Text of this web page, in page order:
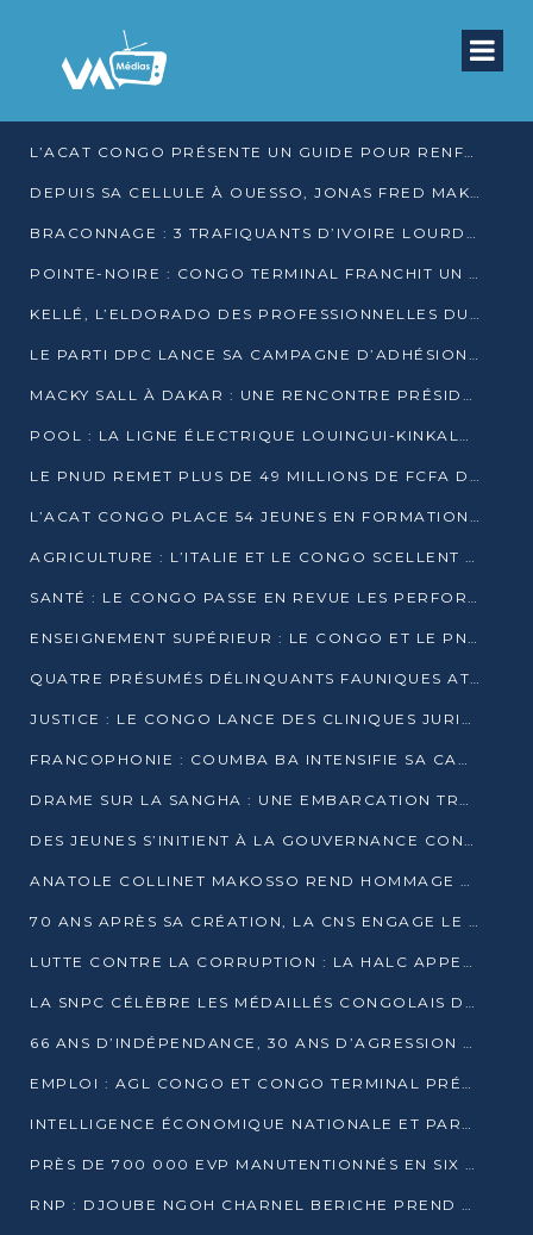
L’ACAT CONGO PRÉSENTE UN GUIDE POUR RENFORCER LES GARANTIES JUDICIAIRES EN GARDE À VUE
DEPUIS SA CELLULE À OUESSO, JONAS FRED MAKITA DÉNONCE CE QU’IL QUALIFIE DE DÉNI DE JUSTICE
BRACONNAGE : 3 TRAFIQUANTS D’IVOIRE LOURDEMENT CONDAMNÉS À DJAMBALA
POINTE-NOIRE : CONGO TERMINAL FRANCHIT UN CAP HISTORIQUE AVEC 99 MOUVEMENTS/HEURE
KELLÉ, L’ELDORADO DES PROFESSIONNELLES DU SEXE
LE PARTI DPC LANCE SA CAMPAGNE D’ADHÉSIONS ET VEUT STRUCTURER SA PRÉSENCE DANS LES 15 DÉPARTEMENTS
MACKY SALL À DAKAR : UNE RENCONTRE PRÉSIDENTIELLE QUI DIVISE L’OPINION SÉNÉGALAISE
POOL : LA LIGNE ÉLECTRIQUE LOUINGUI-KINKALA-BOKO MISE EN SERVICE
LE PNUD REMET PLUS DE 49 MILLIONS DE FCFA D’ÉQUIPEMENTS POUR ACCÉLÉRER LA NUMÉRISATION DU SYSTÈME DE SANTÉ
L’ACAT CONGO PLACE 54 JEUNES EN FORMATION PROFESSIONNELLE
AGRICULTURE : L’ITALIE ET LE CONGO SCELLENT UN PARTENARIAT POUR UNE PRODUCTION LOCALE DURABLE
SANTÉ : LE CONGO PASSE EN REVUE LES PERFORMANCES DE SES HÔPITAUX À MI-PARCOURS
ENSEIGNEMENT SUPÉRIEUR : LE CONGO ET LE PNUD VEULENT RAPPROCHER LA FORMATION UNIVERSITAIRE DES BESOINS DU MARCHÉ DE L’EMPLOI
QUATRE PRÉSUMÉS DÉLINQUANTS FAUNIQUES ATTENDUS DEVANT LA JUSTICE POUR TRAFIC D’IVOIRE
JUSTICE : LE CONGO LANCE DES CLINIQUES JURIDIQUES POUR RAPPROCHER LE DROIT DES CITOYENS
FRANCOPHONIE : COUMBA BA INTENSIFIE SA CAMPAGNE POUR LA SUCCESSION À LA TÊTE DE L’OIF
DRAME SUR LA SANGHA : UNE EMBARCATION TRANSPORTANT DES FIDÈLES DE « NZAMBÉ YA L’HUILE » FAIT NAUFRAGE À OUESSO
DES JEUNES S’INITIENT À LA GOUVERNANCE CONTINENTALE À BRAZZAVILLE
ANATOLE COLLINET MAKOSSO REND HOMMAGE À JEAN-PAUL PIGASSE
70 ANS APRÈS SA CRÉATION, LA CNS ENGAGE LE VIRAGE DE LA DIGITALISATION
LUTTE CONTRE LA CORRUPTION : LA HALC APPELLE À PASSER DES DISCOURS AUX ACTES
LA SNPC CÉLÈBRE LES MÉDAILLÉS CONGOLAIS DES OLYMPIADES PANAFRICAINES DE MATHÉMATIQUES 2026
66 ANS D’INDÉPENDANCE, 30 ANS D’AGRESSION RWANDAISE : 4 PRÉSIDENCES, UN ÉCHEC COLLECTIF
EMPLOI : AGL CONGO ET CONGO TERMINAL PRÉSÉLECTIONNENT PLUS DE 70 JEUNES À POINTE-NOIRE
INTELLIGENCE ÉCONOMIQUE NATIONALE ET PARTENARIATS INTERNATIONAUX : VERS UNE DOCTRINE SOUVERAINE DE SÉCURITÉ ÉCONOMIQUE
PRÈS DE 700 000 EVP MANUTENTIONNÉS EN SIX MOIS PAR CONGO TERMINAL
RNP : DJOUBE NGOH CHARNEL BERICHE PREND LES RÊNES DU PARTI